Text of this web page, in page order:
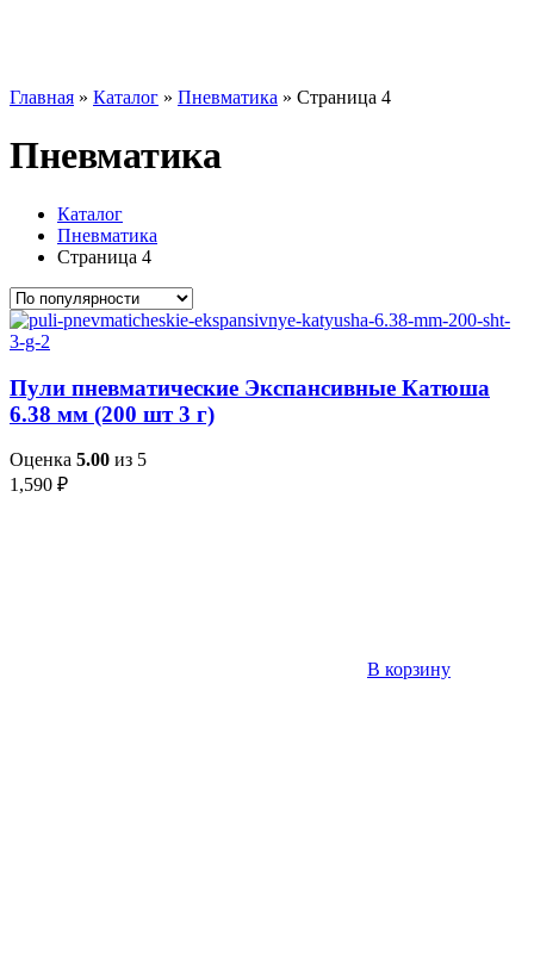
Главная » Каталог » Пневматика » Страница 4
Пневматика
Каталог
Пневматика
Страница 4
Пули пневматические Экспансивные Катюша
6.38 мм (200 шт 3 г)
Оценка 5.00 из 5
1,590 ₽
В корзину